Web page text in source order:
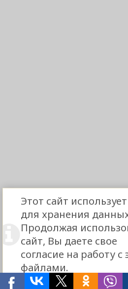
Этот сайт
для хранения
Продолжая
сайт, Вы даете свое
согласие на работу с
файлами.